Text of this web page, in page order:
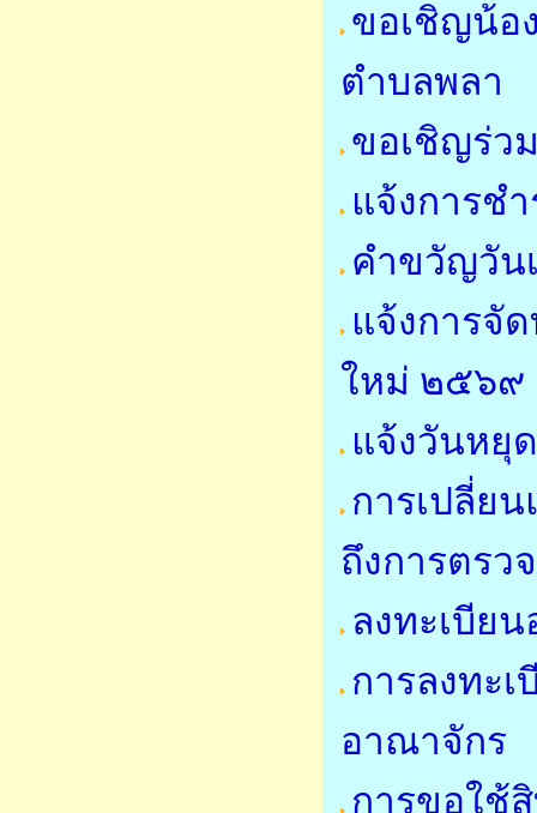
ขอเชิญน้อ
ตำบลพลา
ขอเชิญร่ว
แจ้งการช
คำขวัญวัน
แจ้งการจั
ใหม่ ๒๕๖๙
แจ้งวันหยุ
การเปลี่ย
ถึงการตรว
ลงทะเบีย
การลงทะ
อาณาจักร
การขอใช้